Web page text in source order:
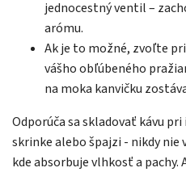
jednocestný ventil –
arómu.
Ak je to možné, zvoľte
vášho obľúbeného
na moka kanvičku
Odporúča sa skladovať kávu
skrinke alebo špajzi - nikdy nie
kde absorbuje vlhkosť a pachy.